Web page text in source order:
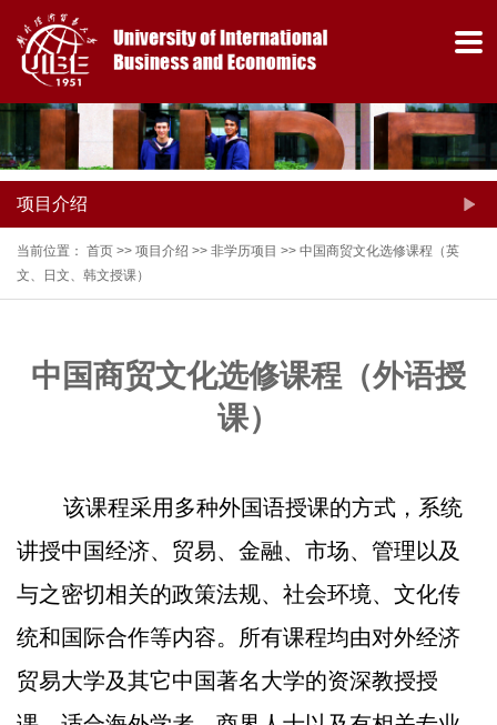
项目介绍
当前位置： 首页 >> 项目介绍 >> 非学历项目 >> 中国商贸文化选修课程（英
文、日文、韩文授课）
中国商贸文化选修课程（外语授
课）
该课程采用多种外国语授课的方式，系统
讲授中国经济、贸易、金融、市场、管理以及
与之密切相关的政策法规、社会环境、文化传
统和国际合作等内容。所有课程均由对外经济
贸易大学及其它中国著名大学的资深教授授